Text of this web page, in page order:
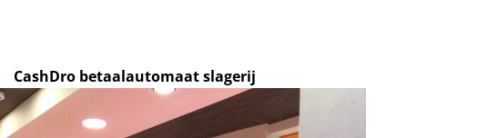
CashDro betaalautomaat slagerij